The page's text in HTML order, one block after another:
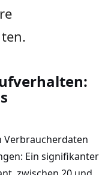
Verbraucherdaten
Ein signifikanter